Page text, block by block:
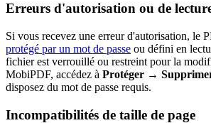
Erreurs d'autorisation ou de
Si vous recevez une erreur d'autorisation, le
protégé par un mot de passe ou défini en
fichier est verrouillé ou restreint pour la
MobiPDF, accédez à Protéger →
disposez du mot de passe requis.
Incompatibilités de taille de page